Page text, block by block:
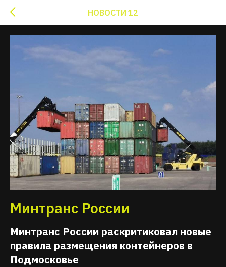
НОВОСТИ 12
Минтранс России
Минтранс России раскритиковал новые
правила размещения контейнеров в
Подмосковье